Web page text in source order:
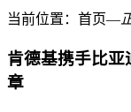
当前位置： 首页―
肯德基携手比亚
章